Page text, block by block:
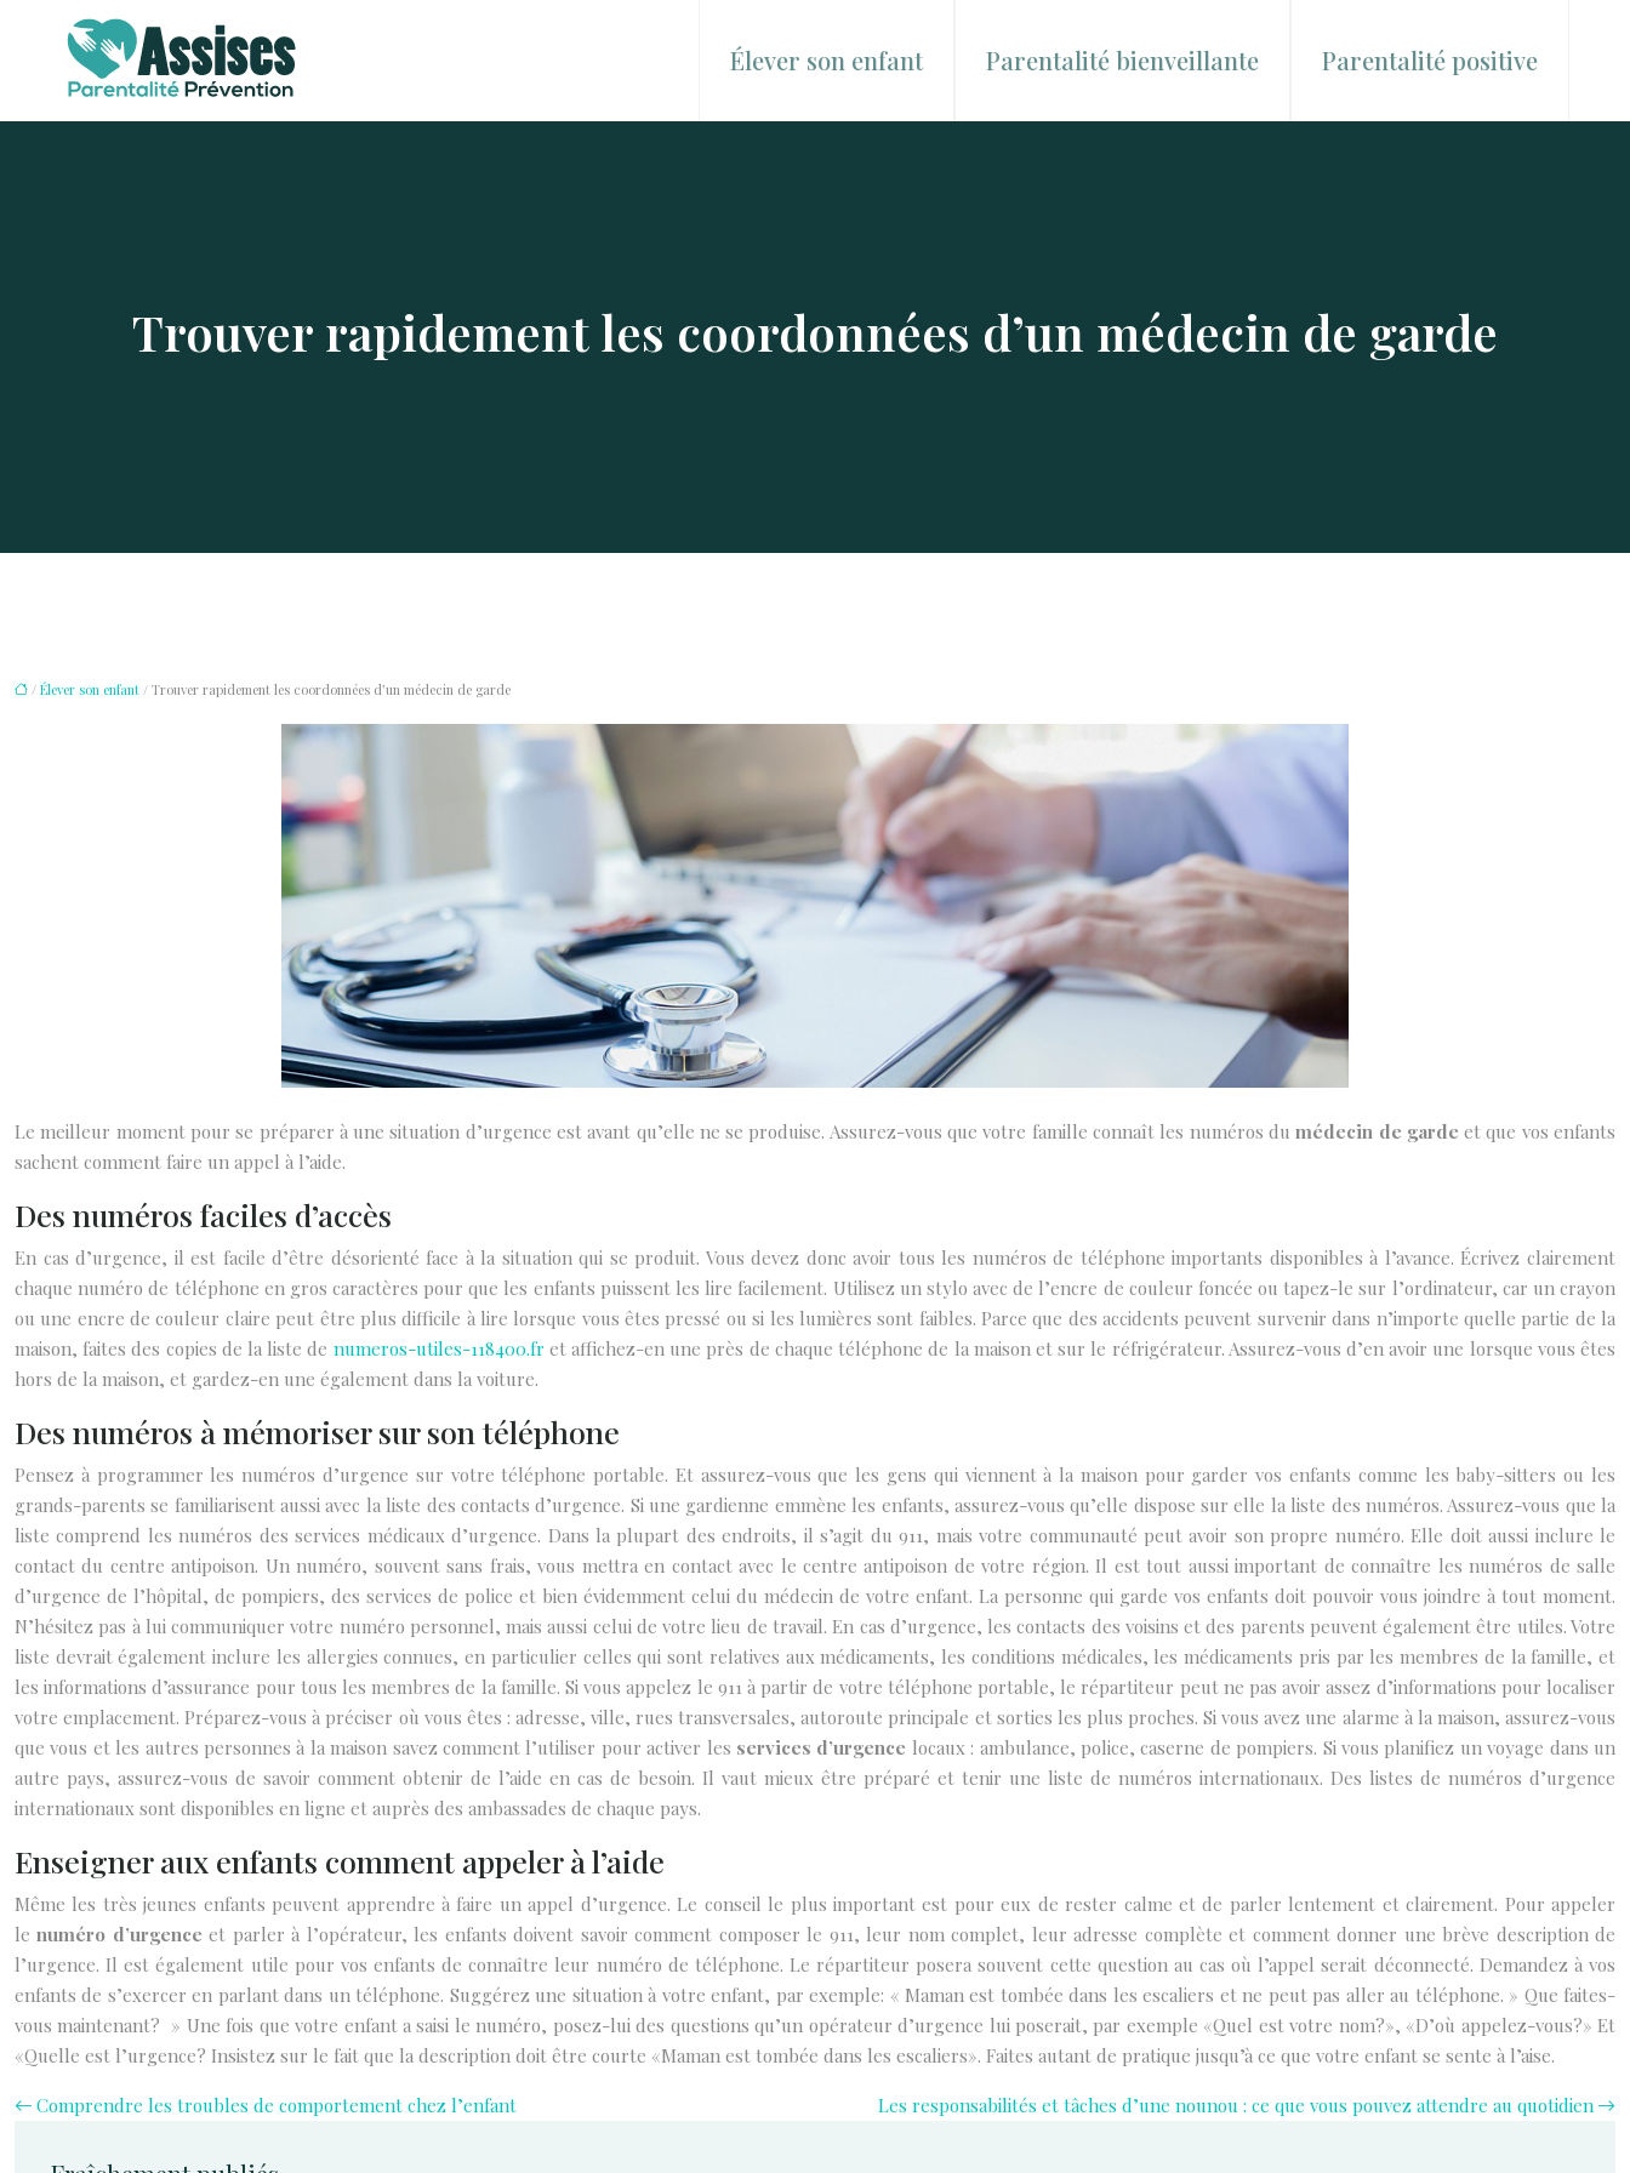
Élever son enfant Parentalité bienveillante Parentalité positive
Trouver rapidement les coordonnées d’un médecin de garde
/ Élever son enfant / Trouver rapidement les coordonnées d’un médecin de garde
Le meilleur moment pour se préparer à une situation d’urgence est avant qu’elle ne se produise. Assurez-vous que votre famille connaît les numéros dumédecin de garde et que vos enfants
sachent comment faire un appel à l’aide.
Des numéros faciles d’accès
En cas d’urgence, il est facile d’être désorienté face à la situation qui se produit. Vous devez donc avoir tous les numéros de téléphone importants disponibles à l’avance. Écrivez clairement
chaque numéro de téléphone en gros caractères pour que les enfants puissent les lire facilement. Utilisez un stylo avec de l’encre de couleur foncée ou tapez-le sur l’ordinateur, car un crayon
ou une encre de couleur claire peut être plus difficile à lire lorsque vous êtes pressé ou si les lumières sont faibles. Parce que des accidents peuvent survenir dans n’importe quelle partie de la
maison, faites des copies de la liste de numeros-utiles-118400.fr et affichez-en une près de chaque téléphone de la maison et sur le réfrigérateur. Assurez-vous d’en avoir une lorsque vous êtes
hors de la maison, et gardez-en une également dans la voiture.
Des numéros à mémoriser sur son téléphone
Pensez à programmer les numéros d’urgence sur votre téléphone portable. Et assurez-vous que les gens qui viennent à la maison pour garder vos enfants comme les baby-sitters ou les
grands-parents se familiarisent aussi avec la liste des contacts d’urgence. Si une gardienne emmène les enfants, assurez-vous qu’elle dispose sur elle la liste des numéros. Assurez-vous que la
liste comprend les numéros des services médicaux d’urgence. Dans la plupart des endroits, il s’agit du 911, mais votre communauté peut avoir son propre numéro. Elle doit aussi inclure le
contact du centre antipoison. Un numéro, souvent sans frais, vous mettra en contact avec le centre antipoison de votre région. Il est tout aussi important de connaître les numéros de salle
d’urgence de l’hôpital, de pompiers, des services de police et bien évidemment celui du médecin de votre enfant. La personne qui garde vos enfants doit pouvoir vous joindre à tout moment.
N’hésitez pas à lui communiquer votre numéro personnel, mais aussi celui de votre lieu de travail. En cas d’urgence, les contacts des voisins et des parents peuvent également être utiles. Votre
liste devrait également inclure les allergies connues, en particulier celles qui sont relatives aux médicaments, les conditions médicales, les médicaments pris par les membres de la famille, et
les informations d’assurance pour tous les membres de la famille. Si vous appelez le 911 à partir de votre téléphone portable, le répartiteur peut ne pas avoir assez d’informations pour localiser
votre emplacement. Préparez-vous à préciser où vous êtes : adresse, ville, rues transversales, autoroute principale et sorties les plus proches. Si vous avez une alarme à la maison, assurez-vous
que vous et les autres personnes à la maison savez comment l’utiliser pour activer les services d’urgence locaux : ambulance, police, caserne de pompiers. Si vous planifiez un voyage dans un
autre pays, assurez-vous de savoir comment obtenir de l’aide en cas de besoin. Il vaut mieux être préparé et tenir une liste de numéros internationaux. Des listes de numéros d’urgence
internationaux sont disponibles en ligne et auprès des ambassades de chaque pays.
Enseigner aux enfants comment appeler à l’aide
Même les très jeunes enfants peuvent apprendre à faire un appel d’urgence. Le conseil le plus important est pour eux de rester calme et de parler lentement et clairement. Pour appeler
lenuméro d’urgence et parler à l’opérateur, les enfants doivent savoir comment composer le 911, leur nom complet, leur adresse complète et comment donner une brève description de
l’urgence. Il est également utile pour vos enfants de connaître leur numéro de téléphone. Le répartiteur posera souvent cette question au cas où l’appel serait déconnecté. Demandez à vos
enfants de s’exercer en parlant dans un téléphone. Suggérez une situation à votre enfant, par exemple: « Maman est tombée dans les escaliers et ne peut pas aller au téléphone. » Que faites-
vous maintenant? » Une fois que votre enfant a saisi le numéro, posez-lui des questions qu’un opérateur d’urgence lui poserait, par exemple «Quel est votre nom?», «D’où appelez-vous?» Et
«Quelle est l’urgence? Insistez sur le fait que la description doit être courte «Maman est tombée dans les escaliers». Faites autant de pratique jusqu’à ce que votre enfant se sente à l’aise.
Comprendre les troubles de comportement chez l’enfant Les responsabilités et tâches d’une nounou : ce que vous pouvez attendre au quotidien